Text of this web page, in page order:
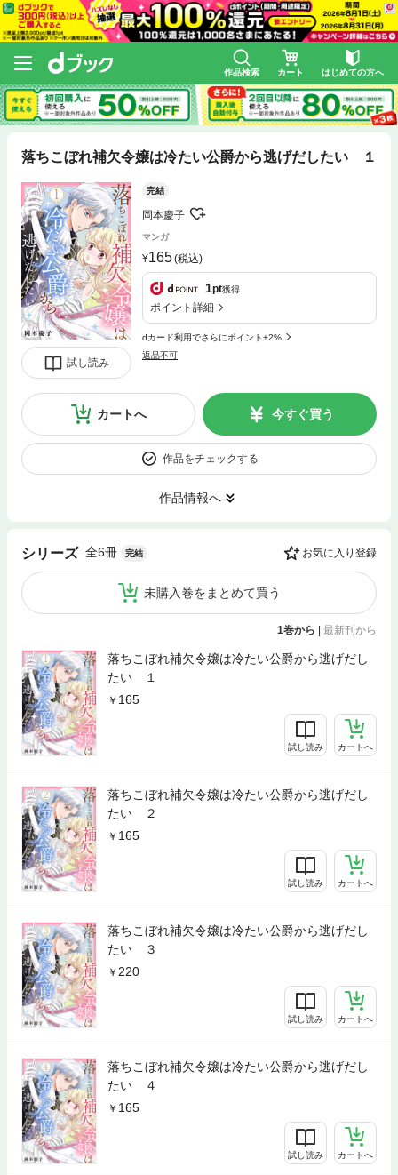
作品検索 カート はじめての方へ
落ちこぼれ補欠令嬢は冷たい公爵から逃げだしたい １
試し読み
完結
岡本慶子
マンガ
165(税込)
1pt獲得
ポイント詳細
dカード利用でさらにポイント+2%
返品不可
カートへ 今すぐ買う
作品をチェックする
作品情報へ
シリーズ 全6冊 完結 お気に入り登録
未購入巻をまとめて買う
1巻から | 最新刊から
落ちこぼれ補欠令嬢は冷たい公爵から逃げだし
たい １
165
試し読み カートへ
落ちこぼれ補欠令嬢は冷たい公爵から逃げだし
たい ２
165
試し読み カートへ
落ちこぼれ補欠令嬢は冷たい公爵から逃げだし
たい ３
220
試し読み カートへ
落ちこぼれ補欠令嬢は冷たい公爵から逃げだし
たい ４
165
試し読み カートへ